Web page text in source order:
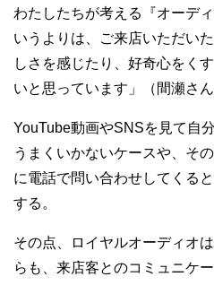
わたしたちが考える『オーデ
いうよりは、ご来店いただい
しさを感じたり、好奇心をく
いと思っています」（間瀬さん
YouTube動画やSNSを見て自
うまくいかないケースや、そ
に電話で問い合わせしてくる
する。
その点、ロイヤルオーディオ
らも、来店客とのコミュニケ